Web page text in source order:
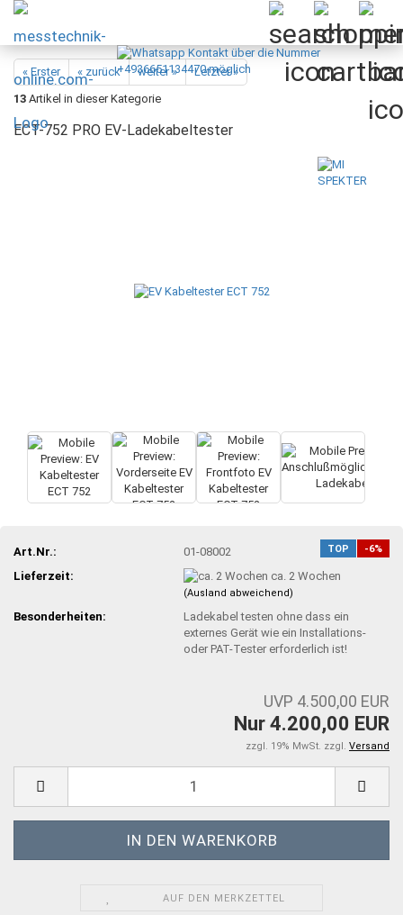
« Erster « zurück weiter »
Letzter »
13 Artikel in dieser Kategorie
ECT-752 PRO EV-Ladekabeltester
TOP -6%
Art.Nr.:
01-08002
Lieferzeit:
ca. 2 Wochen
(Ausland abweichend)
Besonderheiten:
Ladekabel testen ohne dass ein
externes Gerät wie ein Installations-
oder PAT-Tester erforderlich ist!
UVP 4.500,00 EUR
Nur 4.200,00 EUR
zzgl. 19% MwSt. zzgl. Versand
AUF DEN MERKZETTEL